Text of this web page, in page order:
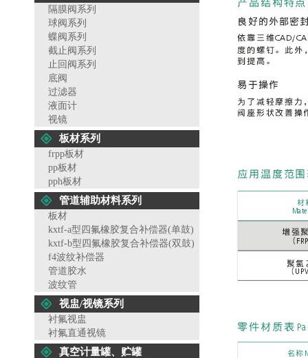
隔膜阀系列
球阀系列
蝶阀系列
截止阀系列
止回阀系列
底阀
过滤器
液面计
视镜
板材系列
frpp板材
pp板材
pph板材
管道辅助材料系列
板材
kxtf-a型四氟橡胶复合补偿器(单鼓)
kxtf-b型四氟橡胶复合补偿器(双鼓)
f4波纹补偿器
管道胶水
波纹管
视盅/视镜系列
衬氟视盅
衬氟直通视镜
真空计量罐、贮罐